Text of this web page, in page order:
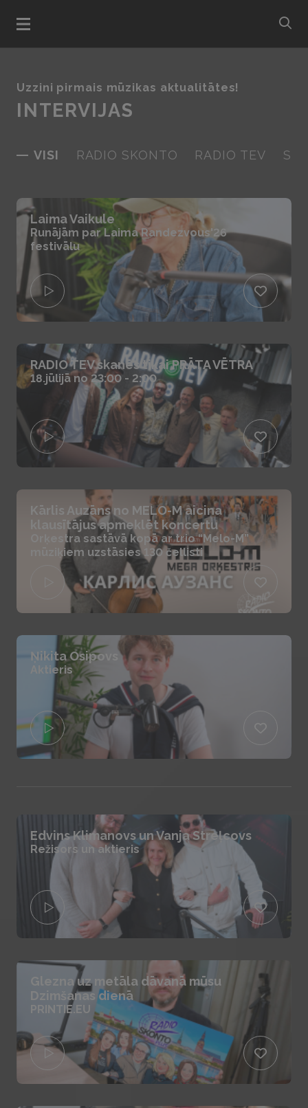
Atvert menu
Uzzini pirmais mūzikas aktualitātes!
INTERVIJAS
VISI RADIO SKONTO RADIO TEV
Laima Vaikule
Runājām par Laima Randezvous'26
festivālu
RADIO TEV skanēs tikai PRĀTA VĒTRA
18.jūlijā no 23:00 - 2:00
Kārlis Auzāns no MELO-M aicina
klausītājus apmeklēt koncertu
Orķestra sastāvā kopā ar trio “Melo-M”
mūziķiem uzstāsies 130 čellisti
Ņikita Osipovs
Aktieris
Edvins Klimanovs un Vanja Streļcovs
Režisors un aktieris
Glezna uz metāla dāvanā mūsu
Dzimšanas dienā
PRINTIE.EU